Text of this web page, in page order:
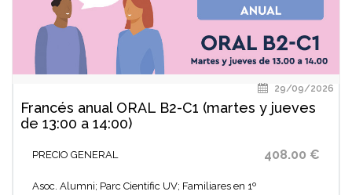
29/09/2026
Francés anual ORAL B2-C1 (martes y jueves
de 13:00 a 14:00)
PRECIO GENERAL 408.00 €
Asoc. Alumni; Parc Cientific UV; Familiares en 1º